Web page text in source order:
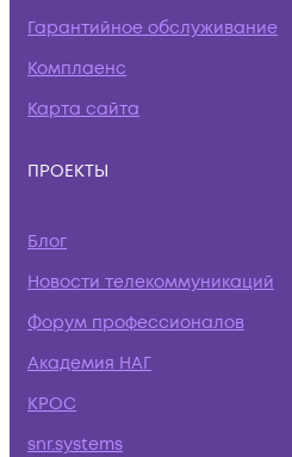
Гарантийное обслуживание
Комплаенс
Карта сайта
ПРОЕКТЫ
Блог
Новости телекоммуникаций
Форум профессионалов
Академия НАГ
КРОС
snr.systems